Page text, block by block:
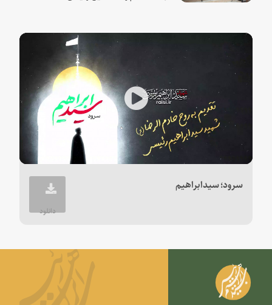
Play
Video
سرود؛ سیدابراهیم
دانلود